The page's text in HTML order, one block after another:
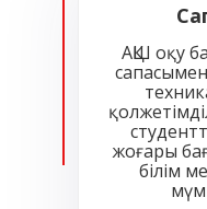
АҚШ оқу
жоғары
білім